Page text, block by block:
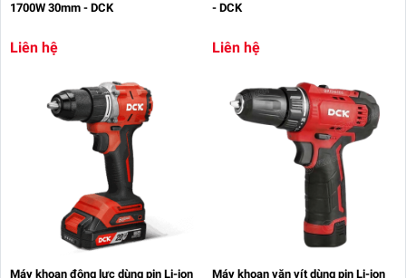
1700W 30mm - DCK
Liên hệ
- DCK
Liên hệ
Máy khoan động lực dùng pin Li-ion
Máy khoan vặn vít dùng pin Li-ion